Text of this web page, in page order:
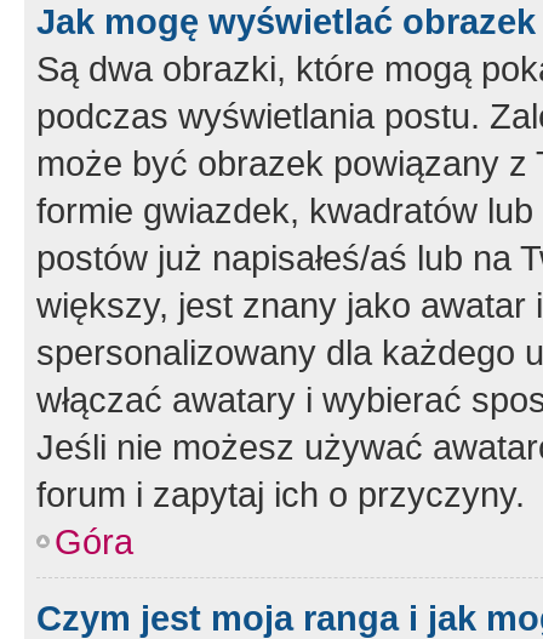
Jak mogę wyświetlać
Są dwa obrazki, które mogą
podczas wyświetlania postu.
może być obrazek powiązany z
formie gwiazdek, kwadratów
postów już napisałeś/aś lub na
większy, jest znany jako
spersonalizowany dla każdego
włączać awatary i wybierać
Jeśli nie możesz używać
forum i zapytaj ich o przyczyny.
Góra
Czym jest moja ranga i jak